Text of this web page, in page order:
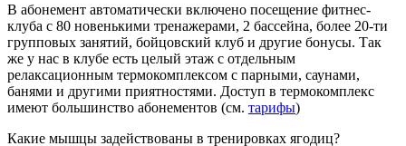
В абонемент автоматически включено посещение фитнес-
клуба с 80 новенькими тренажерами, 2 бассейна, более 20-ти
групповых занятий, бойцовский клуб и другие бонусы. Так
же у нас в клубе есть целый этаж с отдельным
релаксационным термокомплексом с парными, саунами,
банями и другими приятностями. Доступ в термокомплекс
имеют большинство абонементов (см. тарифы)
Какие мышцы задействованы в тренировках ягодиц?